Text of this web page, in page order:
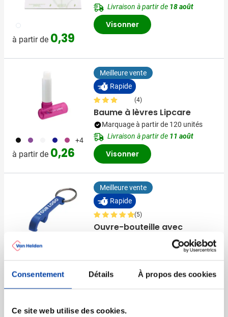
Consentement Détails À propos des cookies
Ce site web utilise des cookies.
002
à partir de 0,39
Livraison à partir de 18 août
Visonner
001 024 005 017 +4
à partir de 0,26
Meilleure vente
Rapide
(4)
Baume à lèvres Lipcare
Marquage à partir de 120 unités
Livraison à partir de 11 août
Visonner
001
0,19
Meilleure vente
Rapide
(5)
Ouvre-bouteille avec
Marquage à partir de 150 unités
Promo